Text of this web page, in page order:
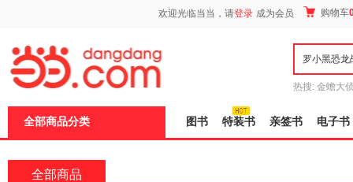
欢迎光临当当，请登录 成为会员 购物车
热搜: 金蟾大
全部商品分类 图书 特装书 亲签书 电子书
全部商品
页